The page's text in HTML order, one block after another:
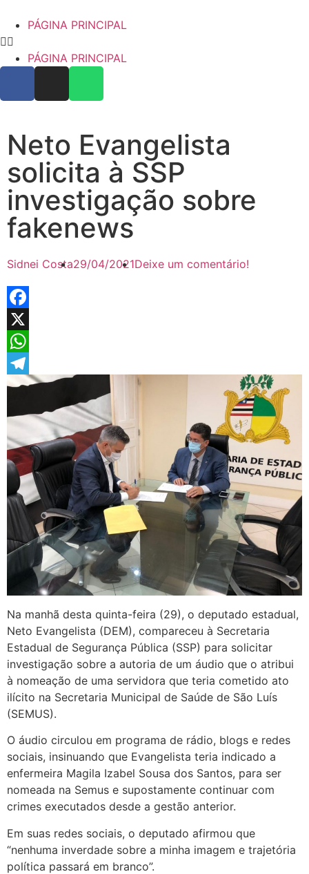
PÁGINA PRINCIPAL
PÁGINA PRINCIPAL
Neto Evangelista
solicita à SSP
investigação sobre
fakenews
Sidnei Costa29/04/2021Deixe um comentário!
Facebook
X
WhatsApp
Telegram
Na manhã desta quinta-feira (29), o deputado estadual,
Neto Evangelista (DEM), compareceu à Secretaria
Estadual de Segurança Pública (SSP) para solicitar
investigação sobre a autoria de um áudio que o atribui
à nomeação de uma servidora que teria cometido ato
ilícito na Secretaria Municipal de Saúde de São Luís
(SEMUS).
O áudio circulou em programa de rádio, blogs e redes
sociais, insinuando que Evangelista teria indicado a
enfermeira Magila Izabel Sousa dos Santos, para ser
nomeada na Semus e supostamente continuar com
crimes executados desde a gestão anterior.
Em suas redes sociais, o deputado afirmou que
“nenhuma inverdade sobre a minha imagem e trajetória
política passará em branco”.